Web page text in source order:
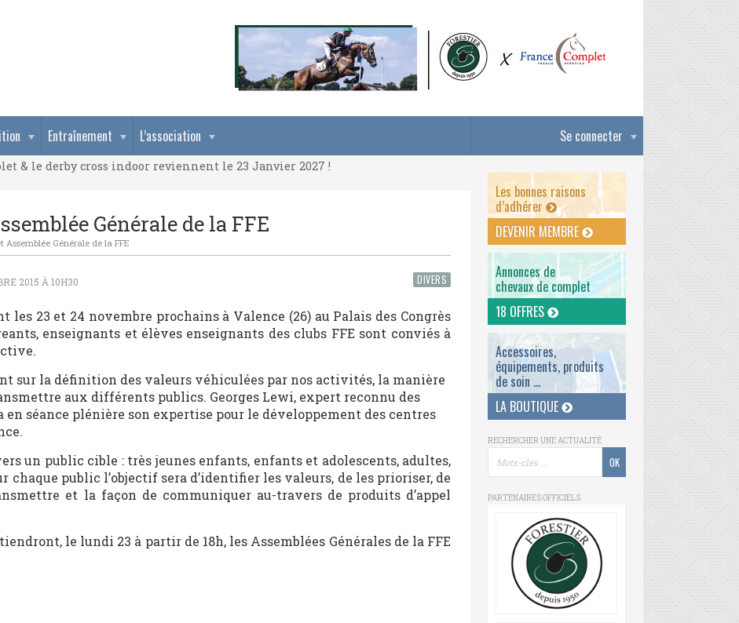
Se connecter
Entraînement
L’association
& le derby cross indoor reviennent le 23 Janvier 2027 !
& le derby cross indoor reviennent le 23 Janvier 2027 !
Générale de la FFE
Assemblée Générale de la FFE
DIVERS
2015 À 10H30
les 23 et 24 novembre prochains à Valence (26) au Palais des Congrès
enseignants et élèves enseignants des clubs FFE sont conviés à
sur la définition des valeurs véhiculées par nos activités, la manière
aux différents publics. Georges Lewi, expert reconnu des
en séance plénière son expertise pour le développement des centres
un public cible : très jeunes enfants, enfants et adolescents, adultes,
chaque public l’objectif sera d’identifier les valeurs, de les prioriser, de
et la façon de communiquer au-travers de produits d’appel
le lundi 23 à partir de 18h, les Assemblées Générales de la FFE
Les bonnes raisons
d’adhérer
DEVENIR MEMBRE
Annonces de
chevaux de complet
18 OFFRES
Accessoires,
équipements, produits
de soin ...
LA BOUTIQUE
RECHERCHER UNE ACTUALITÉ
PARTENAIRES OFFICIELS